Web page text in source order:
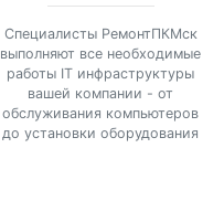
Специалисты РемонтПКМск
выполняют все необходимые
работы IT инфраструктуры
вашей компании - от
обслуживания компьютеров
до установки оборудования